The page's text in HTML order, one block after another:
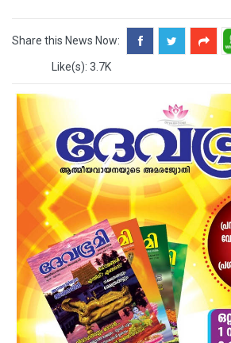
Share this News Now:
Like(s): 3.7K